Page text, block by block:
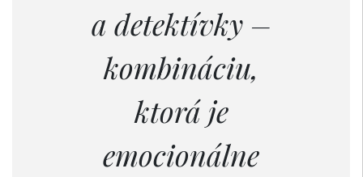
a detektívky –
kombináciu,
ktorá je
emocionálne